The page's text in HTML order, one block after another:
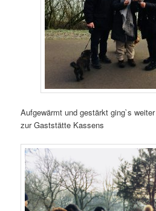
Aufgewärmt und gestärkt ging`s
zur Gaststätte Kassens